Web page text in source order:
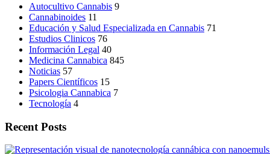
Autocultivo Cannabis 9
Cannabinoides 11
Educación y Salud Especializada en Cannabis 71
Estudios Clinicos 76
Información Legal 40
Medicina Cannabica 845
Noticias 57
Papers Científicos 15
Psicologia Cannabica 7
Tecnología 4
Recent Posts